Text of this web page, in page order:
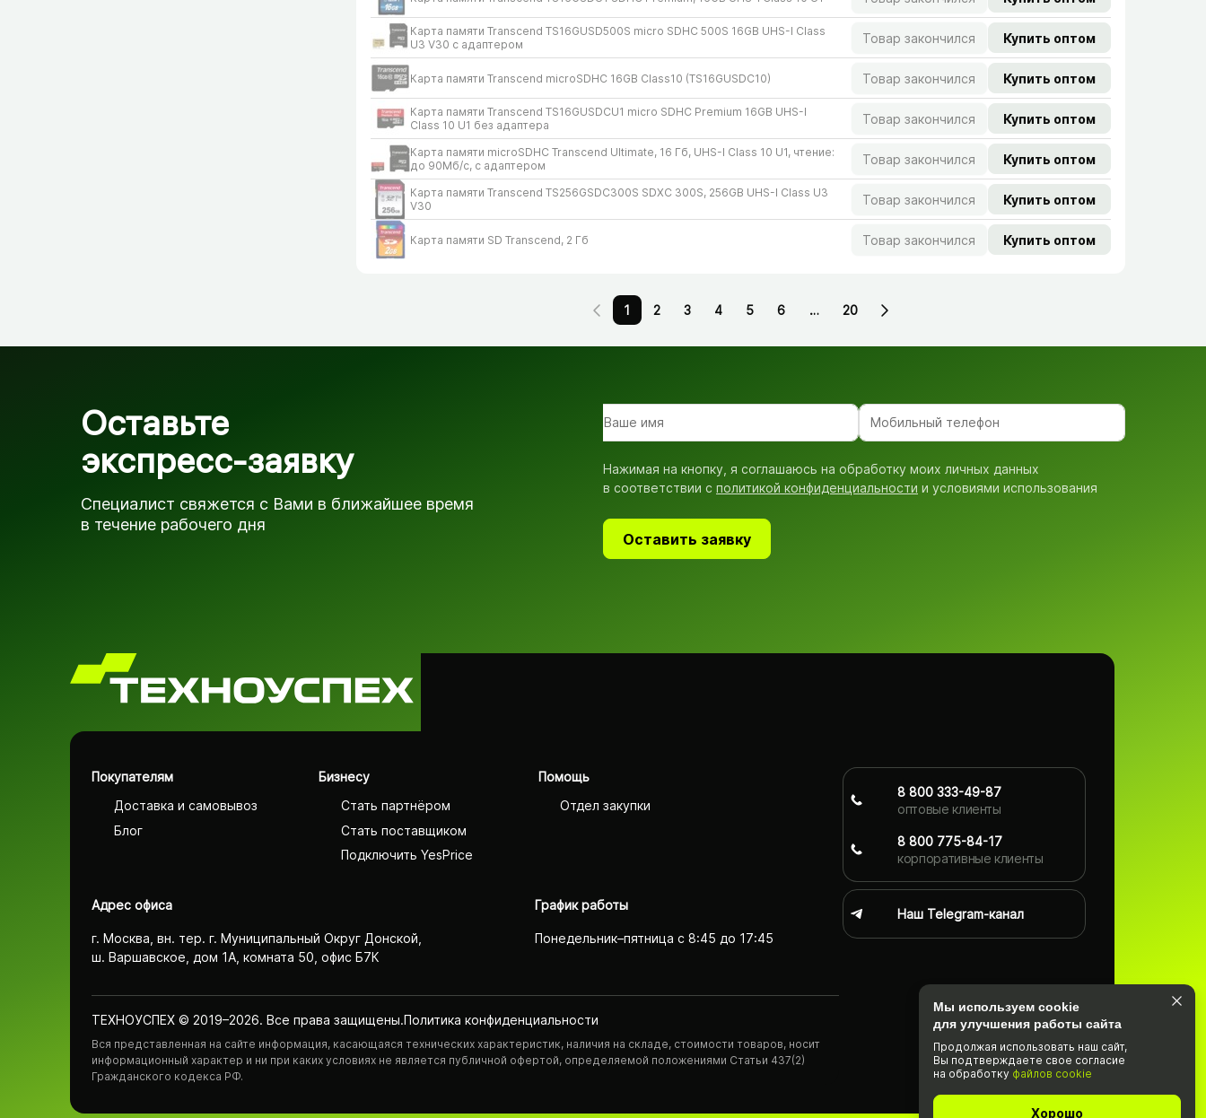
Карта памяти Transcend TS16GUSD500S micro SDHC 500S 16GB UHS-I Class
U3 V30 с адаптером
Товар закончился Купить оптом
Карта памяти Transcend microSDHC 16GB Class10 (TS16GUSDC10) Товар закончился Купить оптом
Карта памяти Transcend TS16GUSDCU1 micro SDHC Premium 16GB UHS-I
Class 10 U1 без адаптера
Товар закончился Купить оптом
Карта памяти microSDHC Transcend Ultimate, 16 Гб, UHS-I Class 10 U1, чтение:
до 90Мб/​с, с адаптером
Товар закончился Купить оптом
Карта памяти Transcend TS256GSDC300S SDXC 300S, 256GB UHS-I Class U3
V30
Товар закончился Купить оптом
Карта памяти SD Transcend, 2 Гб Товар закончился Купить оптом
1 2 3 4 5 6 … 20
Оставьте
экспресс-заявку
Специалист свяжется с Вами в ближайшее время
в течение рабочего дня
Нажимая на кнопку, я соглашаюсь на обработку моих личных данных
в соответствии с политикой конфиденциальности и условиями использования
Оставить заявку
Покупателям
Доставка и самовывоз
Блог
Бизнесу
Стать партнёром
Стать поставщиком
Подключить YesPrice
Помощь
Отдел закупки
Адрес офиса
г. Москва, вн. тер. г. Муниципальный Округ Донской,
ш. Варшавское, дом 1А, комната 50, офис Б7К
График работы
Понедельник–пятница с 8:45 до 17:45
ТЕХНОУСПЕХ © 2019–2026. Все права защищены.Политика конфиденциаль­ности
Вся представленная на сайте информация, касающаяся технических характеристик, наличия на складе, стоимости товаров, носит
информационный характер и ни при каких условиях не является публичной офертой, определяемой положениями Статьи 437(2)
Гражданского кодекса РФ.
8 800 333-49-87
оптовые клиенты
8 800 775-84-17
корпоративные клиенты
Наш Telegram-канал
Мы используем cookie
для улучшения работы сайта
Продолжая использовать наш cайт,
Вы подтвержда­ете свое согласие
на обработку файлов cookie
Хорошо